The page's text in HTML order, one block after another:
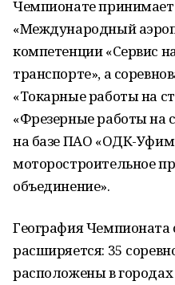
Чемпионате
«Международный
компетенции «Сервис
транспорте», а
«Токарные работы на
«Фрезерные работы на
на базе ПАО «ОДК-
моторостроительное
объединение».
География
расширяется: 35
расположены в